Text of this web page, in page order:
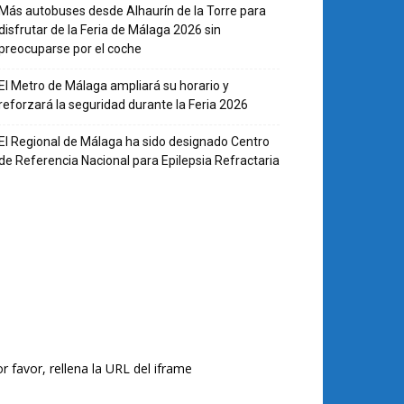
autobuses desde Alhaurín de la Torre para
de la Feria de Málaga 2026 sin
por el coche
Metro de Málaga ampliará su horario y
la seguridad durante la Feria 2026
Regional de Málaga ha sido designado Centro
Referencia Nacional para Epilepsia Refractaria
favor, rellena la URL del iframe